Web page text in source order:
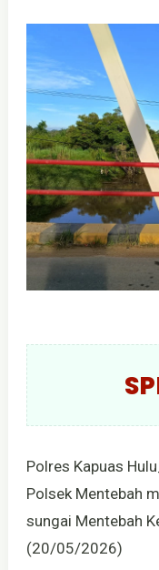
Polres Kapuas
Polsek Mentebah
sungai Mentebah
(20/05/2026)